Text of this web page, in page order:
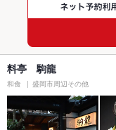
料亭 駒龍
和食 盛岡市周辺その他